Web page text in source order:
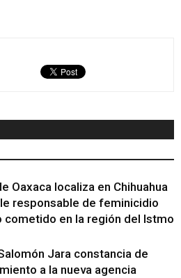
Oaxaca localiza en Chihuahua
responsable de feminicidio
cometido en la región del Istmo
Jara constancia de
a la nueva agencia